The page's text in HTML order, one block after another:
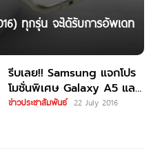
ทุกรุ่น จะได้รับการอัพเดท
รีบเลย!! Samsung แจกโปร
โมชั่นพิเศษ Galaxy A5 และ
A7 เวอร์ชั่น 2016 ลดราคา
ข่าวประชาสัมพันธ์ 22 July 2016